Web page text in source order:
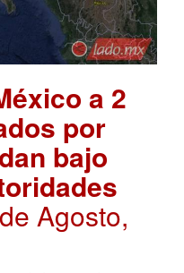
a 2
por
bajo
Agosto,